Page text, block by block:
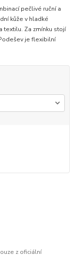
pečlivé ruční a
kůže v hladké
textilu. Za zmínku stojí
je flexibilní
z oficiální